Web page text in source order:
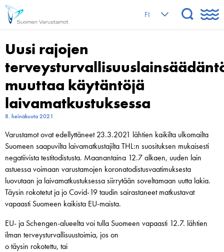
FI
Uusi rajojen
muuttaa käytäntöjä
laivamatkustuksessa
8. heinäkuuta 2021
Varustamot ovat edellyttäneet 23.3.2021 lähtien kaikilta ulkomailta
Suomeen saapuvilta laivamatkustajilta THL:n suosituksen mukaisesti
negatiivista testitodistusta. Maanantaina 12.7 alkaen, uuden lain
astuessa voimaan varustamojen koronatodistusvaatimuksesta
luovutaan ja laivamatkustuksessa siirrytään soveltamaan uutta lakia.
Täysin rokotetut ja jo Covid-19 taudin sairastaneet matkustavat
vapaasti Suomeen kaikista EU-maista.
EU- ja Schengen-alueelta voi tulla Suomeen vapaasti 12.7. lähtien
ilman terveysturvallisuustoimia, jos on
o täysin rokotettu, tai